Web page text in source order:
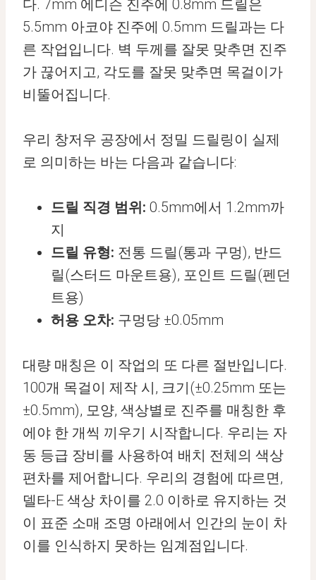
다. 7mm 에디슨 진주에 0.8mm 드릴은
5.5mm 아코야 진주에 0.5mm 드릴과는 다
른 작업입니다. 벽 두께를 잘못 맞추면 진주
가 끊어지고, 각도를 잘못 맞추면 목걸이가
비뚤어집니다.
우리 창저우 공장에서 정밀 드릴링이 실제
로 의미하는 바는 다음과 같습니다:
드릴 직경 범위: 0.5mm에서 1.2mm까
지
드릴 유형: 전통 드릴(통과 구멍), 반드
릴(스터드 마운트용), 포인트 드릴(펜던
트용)
허용 오차: 구멍당 ±0.05mm
대량 매칭은 이 작업의 또 다른 절반입니다.
100개 목걸이 제작 시, 크기(±0.25mm 또는
±0.5mm), 모양, 색상별로 진주를 매칭한 후
에야 한 개씩 끼우기 시작합니다. 우리는 자
동 등급 장비를 사용하여 배치 전체의 색상
편차를 제어합니다. 우리의 경험에 따르면,
델타-E 색상 차이를 2.0 이하로 유지하는 것
이 표준 소매 조명 아래에서 인간의 눈이 차
이를 인식하지 못하는 임계점입니다.